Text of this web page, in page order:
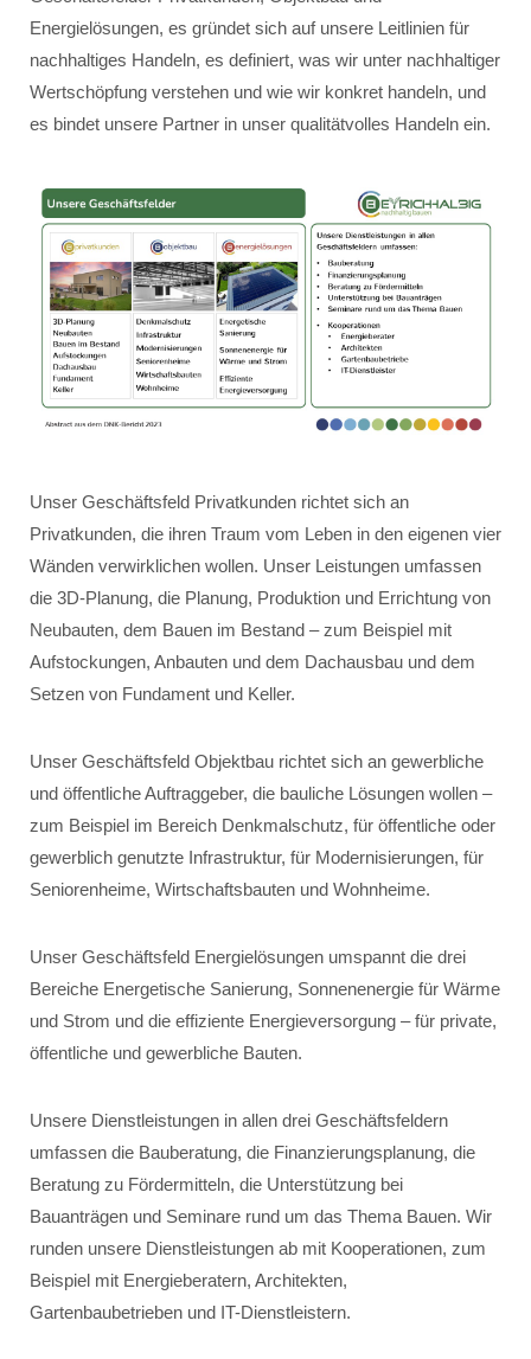
Energielösungen, es gründet sich auf unsere Leitlinien für
nachhaltiges Handeln, es definiert, was wir unter nachhaltiger
Wertschöpfung verstehen und wie wir konkret handeln, und
es bindet unsere Partner in unser qualitätvolles Handeln ein.
Unser Geschäftsfeld Privatkunden richtet sich an
Privatkunden, die ihren Traum vom Leben in den eigenen vier
Wänden verwirklichen wollen. Unser Leistungen umfassen
die 3D-Planung, die Planung, Produktion und Errichtung von
Neubauten, dem Bauen im Bestand – zum Beispiel mit
Aufstockungen, Anbauten und dem Dachausbau und dem
Setzen von Fundament und Keller.
Unser Geschäftsfeld Objektbau richtet sich an gewerbliche
und öffentliche Auftraggeber, die bauliche Lösungen wollen –
zum Beispiel im Bereich Denkmalschutz, für öffentliche oder
gewerblich genutzte Infrastruktur, für Modernisierungen, für
Seniorenheime, Wirtschaftsbauten und Wohnheime.
Unser Geschäftsfeld Energielösungen umspannt die drei
Bereiche Energetische Sanierung, Sonnenenergie für Wärme
und Strom und die effiziente Energieversorgung – für private,
öffentliche und gewerbliche Bauten.
Unsere Dienstleistungen in allen drei Geschäftsfeldern
umfassen die Bauberatung, die Finanzierungsplanung, die
Beratung zu Fördermitteln, die Unterstützung bei
Bauanträgen und Seminare rund um das Thema Bauen. Wir
runden unsere Dienstleistungen ab mit Kooperationen, zum
Beispiel mit Energieberatern, Architekten,
Gartenbaubetrieben und IT-Dienstleistern.